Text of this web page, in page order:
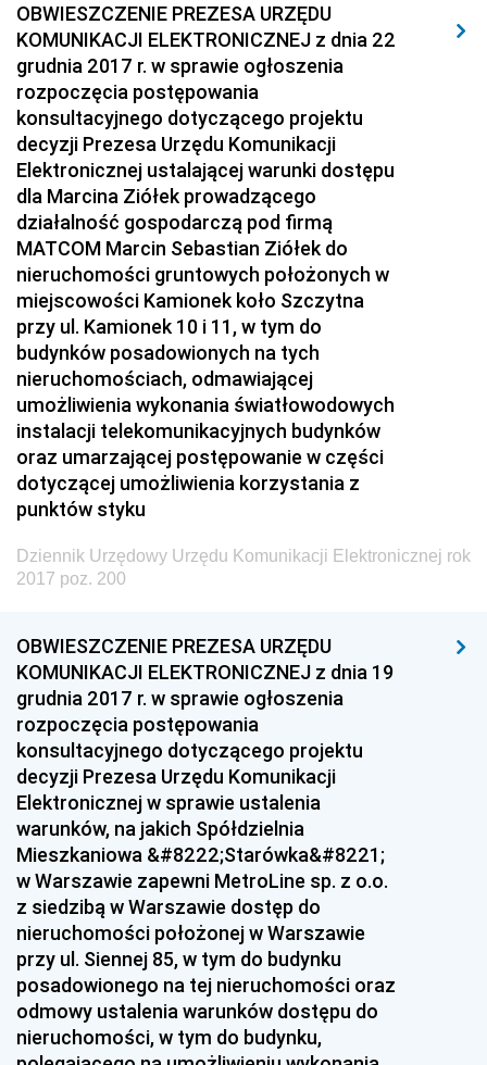
Elektronicznej
2026
2024
2023
2022
2021
2020
2019
2018
2017
z 29 grudnia 2017 pozycja 202
z 28 grudnia 2017 pozycje 200-201
z 22 grudnia 2017 pozycja 199
z 21 grudnia 2017 pozycje 197-198
z 20 grudnia 2017 pozycja 196
z 8 grudnia 2017 pozycje 189-190
z 7 grudnia 2017 pozycja 188
z 6 grudnia 2017 pozycja 187
z 5 grudnia 2017 pozycja 186
z 4 grudnia 2017 pozycja 185
z 30 listopada 2017 pozycje 183-184
z 24 listopada 2017 pozycja 182
z 22 listopada 2017 pozycja 181
z 16 listopada 2017 pozycje 179-180
z 9 listopada 2017 pozycje 177-178
z 8 listopada 2017 pozycja 176
OBWIESZCZENIE PREZESA URZĘDU
KOMUNIKACJI ELEKTRONICZNEJ z dnia 22
grudnia 2017 r. w sprawie ogłoszenia
rozpoczęcia postępowania
konsultacyjnego dotyczącego projektu
decyzji Prezesa Urzędu Komunikacji
Elektronicznej ustalającej warunki dostępu
dla Marcina Ziółek prowadzącego
działalność gospodarczą pod firmą
MATCOM Marcin Sebastian Ziółek do
nieruchomości gruntowych położonych w
miejscowości Kamionek koło Szczytna
przy ul. Kamionek 10 i 11, w tym do
budynków posadowionych na tych
nieruchomościach, odmawiającej
umożliwienia wykonania światłowodowych
instalacji telekomunikacyjnych budynków
oraz umarzającej postępowanie w części
dotyczącej umożliwienia korzystania z
punktów styku
Dziennik Urzędowy Urzędu Komunikacji Elektronicznej rok
2017 poz. 200
OBWIESZCZENIE PREZESA URZĘDU
KOMUNIKACJI ELEKTRONICZNEJ z dnia 19
grudnia 2017 r. w sprawie ogłoszenia
rozpoczęcia postępowania
konsultacyjnego dotyczącego projektu
decyzji Prezesa Urzędu Komunikacji
Elektronicznej w sprawie ustalenia
warunków, na jakich Spółdzielnia
Mieszkaniowa &#8222;Starówka&#8221;
w Warszawie zapewni MetroLine sp. z o.o.
z siedzibą w Warszawie dostęp do
nieruchomości położonej w Warszawie
przy ul. Siennej 85, w tym do budynku
posadowionego na tej nieruchomości oraz
odmowy ustalenia warunków dostępu do
nieruchomości, w tym do budynku,